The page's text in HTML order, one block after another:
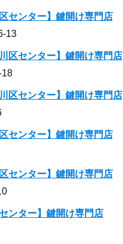
センター】鍵開け専門店
13
区センター】鍵開け専門店
区センター】鍵開け専門店
センター】鍵開け専門店
センター】鍵開け専門店
ンター】鍵開け専門店